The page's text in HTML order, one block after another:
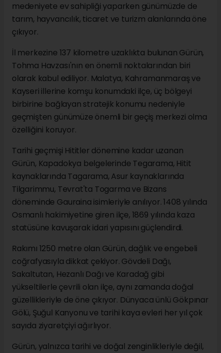
medeniyete ev sahipliği yaparken günümüzde de
tarım, hayvancılık, ticaret ve turizm alanlarında öne
çıkıyor.
İl merkezine 137 kilometre uzaklıkta bulunan Gürün,
Tohma Havzası'nın en önemli noktalarından biri
olarak kabul ediliyor. Malatya, Kahramanmaraş ve
Kayseri illerine komşu konumdaki ilçe, üç bölgeyi
birbirine bağlayan stratejik konumu nedeniyle
geçmişten günümüze önemli bir geçiş merkezi olma
özelliğini koruyor.
Tarihi geçmişi Hititler dönemine kadar uzanan
Gürün, Kapadokya belgelerinde Tegarama, Hitit
kaynaklarında Tagarama, Asur kaynaklarında
Tilgarimmu, Tevrat'ta Togarma ve Bizans
döneminde Gauraina isimleriyle anılıyor. 1408 yılında
Osmanlı hakimiyetine giren ilçe, 1869 yılında kaza
statüsüne kavuşarak idari yapısını güçlendirdi.
Rakımı 1250 metre olan Gürün, dağlık ve engebeli
coğrafyasıyla dikkat çekiyor. Gövdeli Dağı,
Sakaltutan, Hezanlı Dağı ve Karadağ gibi
yükseltilerle çevrili olan ilçe, aynı zamanda doğal
güzellikleriyle de öne çıkıyor. Dünyaca ünlü Gökpınar
Gölü, Şuğul Kanyonu ve tarihi kaya evleri her yıl çok
sayıda ziyaretçiyi ağırlıyor.
Gürün, yalnızca tarihi ve doğal zenginlikleriyle değil,